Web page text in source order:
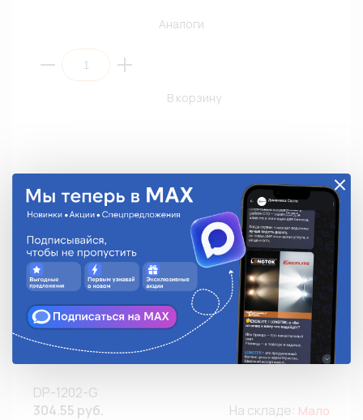
Аналоги
В корзину
Тумблер двухпозиционный 12V 20A/ Хром/DP1202G
DP-1202-G
304.55 руб.
На складе: Мало